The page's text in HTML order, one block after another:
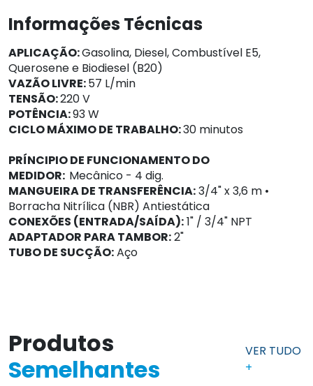
Informações Técnicas
APLICAÇÃO:Gasolina, Diesel, Combustível E5,
Querosene e Biodiesel (B20)
VAZÃO LIVRE:57 L/min
TENSÃO:220 V
POTÊNCIA:93 W
CICLO MÁXIMO DE TRABALHO:30 minutos
PRÍNCIPIO DE FUNCIONAMENTO DO
MEDIDOR: Mecânico - 4 dig.
MANGUEIRA DE TRANSFERÊNCIA:3/4" x 3,6 m •
Borracha Nitrílica (NBR) Antiestática
CONEXÕES (ENTRADA/SAÍDA):1" / 3/4" NPT
ADAPTADOR PARA TAMBOR:2"
TUBO DE SUCÇÃO:Aço
Produtos
Semelhantes
VER TUDO
+